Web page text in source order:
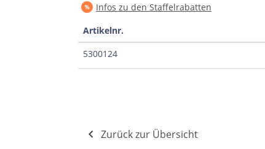
Infos zu den Staffelrabatten
Artikelnr.
5300124
Zurück zur Übersicht